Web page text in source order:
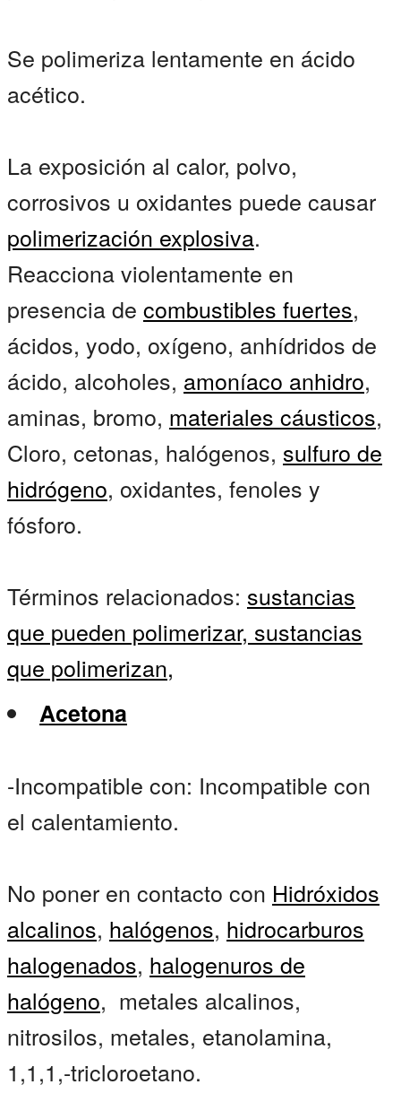
Se polimeriza lentamente en ácido
acético.
La exposición al calor, polvo,
corrosivos u oxidantes puede causar
polimerización explosiva.
Reacciona violentamente en
presencia de combustibles fuertes,
ácidos, yodo, oxígeno, anhídridos de
ácido, alcoholes, amoníaco anhidro,
aminas, bromo, materiales cáusticos,
Cloro, cetonas, halógenos, sulfuro de
hidrógeno, oxidantes, fenoles y
fósforo.
Términos relacionados: sustancias
que pueden polimerizar, sustancias
que polimerizan,
Acetona
-Incompatible con: Incompatible con
el calentamiento.
No poner en contacto con Hidróxidos
alcalinos, halógenos, hidrocarburos
halogenados, halogenuros de
halógeno, metales alcalinos,
nitrosilos, metales, etanolamina,
1,1,1,-tricloroetano.